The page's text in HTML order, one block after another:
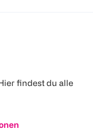
findest du alle